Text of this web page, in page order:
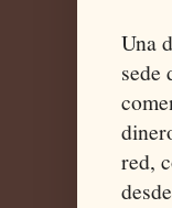
Una
sede
red,